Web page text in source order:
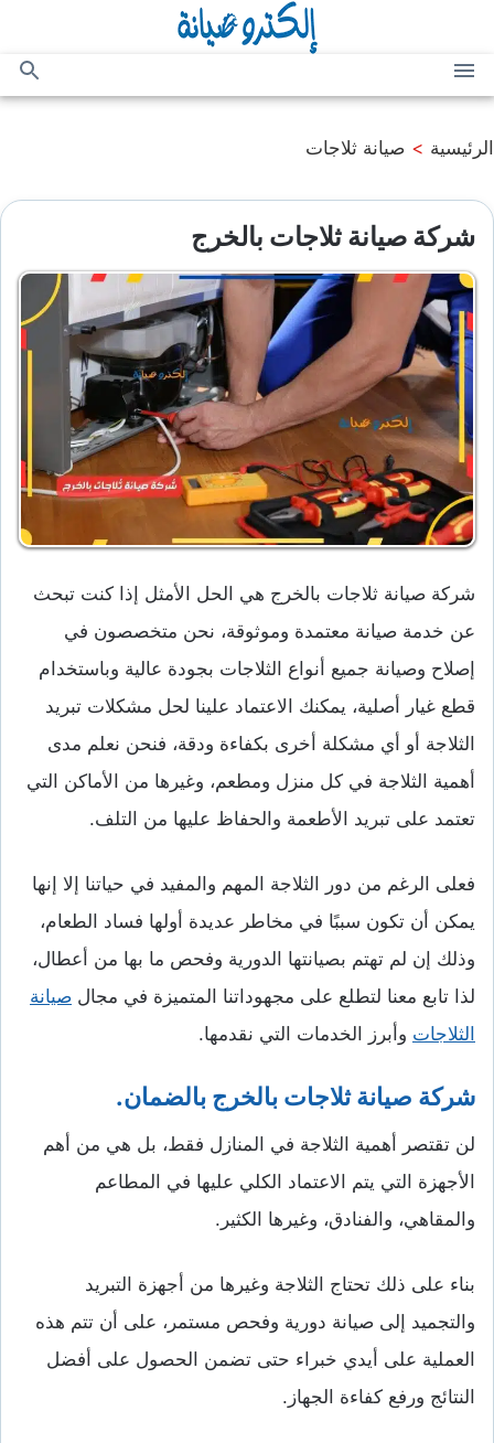
المحتوى
القائمة
بحث
الرئيسية > صيانة ثلاجات
شركة صيانة ثلاجات بالخرج
شركة صيانة ثلاجات بالخرج هي الحل الأمثل إذا كنت تبحث
عن خدمة صيانة معتمدة وموثوقة، نحن متخصصون في
إصلاح وصيانة جميع أنواع الثلاجات بجودة عالية وباستخدام
قطع غيار أصلية، يمكنك الاعتماد علينا لحل مشكلات تبريد
الثلاجة أو أي مشكلة أخرى بكفاءة ودقة، فنحن نعلم مدى
أهمية الثلاجة في كل منزل ومطعم، وغيرها من الأماكن التي
تعتمد على تبريد الأطعمة والحفاظ عليها من التلف.
فعلى الرغم من دور الثلاجة المهم والمفيد في حياتنا إلا إنها
يمكن أن تكون سببًا في مخاطر عديدة أولها فساد الطعام،
وذلك إن لم تهتم بصيانتها الدورية وفحص ما بها من أعطال،
لذا تابع معنا لتطلع على مجهوداتنا المتميزة في مجال صيانة
الثلاجات وأبرز الخدمات التي نقدمها.
شركة صيانة ثلاجات بالخرج بالضمان.
لن تقتصر أهمية الثلاجة في المنازل فقط، بل هي من أهم
الأجهزة التي يتم الاعتماد الكلي عليها في المطاعم
والمقاهي، والفنادق، وغيرها الكثير.
بناء على ذلك تحتاج الثلاجة وغيرها من أجهزة التبريد
والتجميد إلى صيانة دورية وفحص مستمر، على أن تتم هذه
العملية على أيدي خبراء حتى تضمن الحصول على أفضل
النتائج ورفع كفاءة الجهاز.